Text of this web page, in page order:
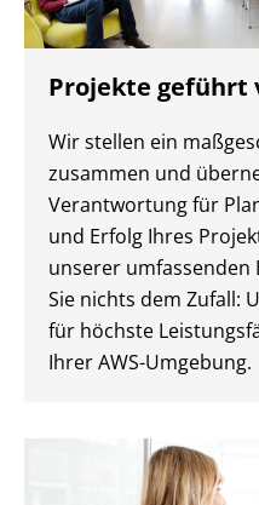
Projekte geführt
Wir stellen ein
zusammen und
Verantwortung für
und Erfolg Ihres
unserer umfassenden
Sie nichts dem Zufall:
für höchste
Ihrer AWS-Umgebung.